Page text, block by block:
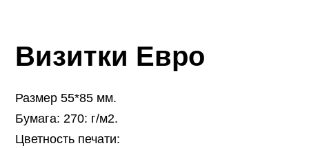
Визитки Евро
Размер 55*85 мм.
Бумага: 270: г/м2.
Цветность печати: